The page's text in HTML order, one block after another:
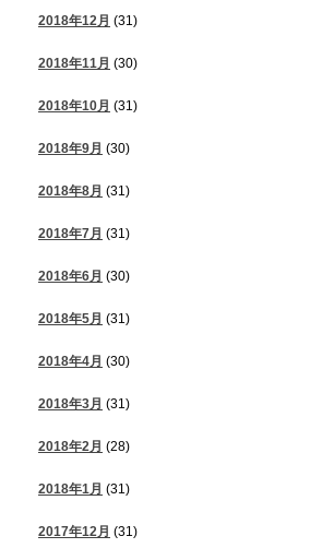
2018年12月 (31)
2018年11月 (30)
2018年10月 (31)
2018年9月 (30)
2018年8月 (31)
2018年7月 (31)
2018年6月 (30)
2018年5月 (31)
2018年4月 (30)
2018年3月 (31)
2018年2月 (28)
2018年1月 (31)
2017年12月 (31)